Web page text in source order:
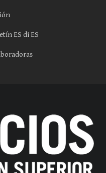
ES di ES